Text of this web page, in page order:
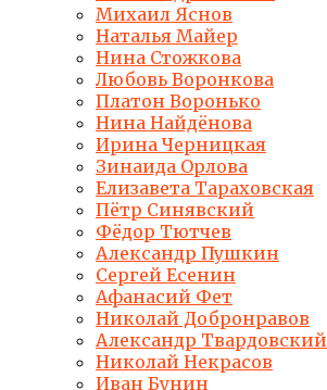
Михаил Яснов
Наталья Майер
Нина Стожкова
Любовь Воронкова
Платон Воронько
Нина Найдёнова
Ирина Черницкая
Зинаида Орлова
Елизавета Тараховская
Пётр Синявский
Фёдор Тютчев
Александр Пушкин
Сергей Есенин
Афанасий Фет
Николай Добронравов
Александр Твардовский
Николай Некрасов
Иван Бунин